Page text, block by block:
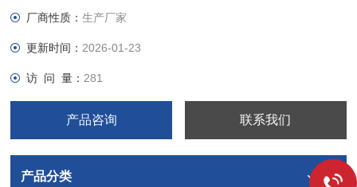
厂商性质：生产厂家
更新时间： 2026-01-23
访 问 量： 281
产品咨询 联系我们
产品分类